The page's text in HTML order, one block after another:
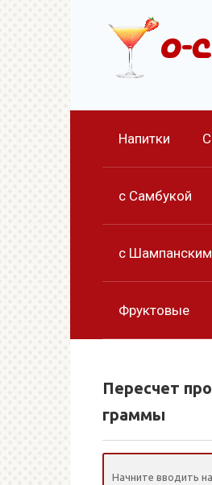
Напитки
с Самбукой
с Шампанским
Фруктовые
Пересчет
граммы
Начните вводить